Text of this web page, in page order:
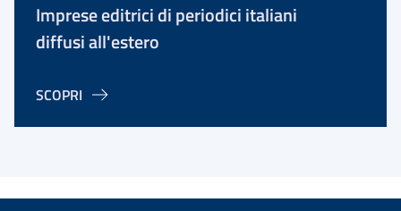
Imprese editrici di periodici italiani
diffusi all'estero
SCOPRI